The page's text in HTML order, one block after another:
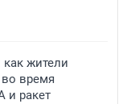
жители
время
и ракет